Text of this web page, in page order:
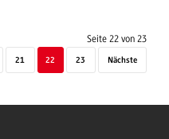
Seite 22 von 23
21 22 23 Nächste